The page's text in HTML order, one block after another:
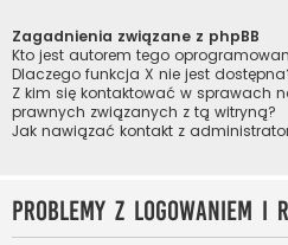
Zagadnienia związane z phpBB
Kto jest autorem tego
Dlaczego funkcja X nie jest
Z kim się kontaktować w sprawach
prawnych związanych z tą witryną?
Jak nawiązać kontakt z
Problemy z logowaniem i